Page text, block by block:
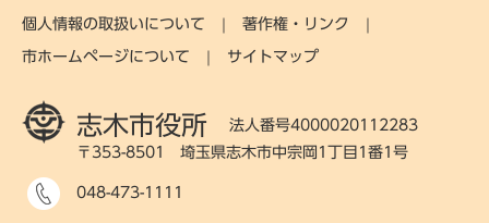
個人情報の取扱いについて 著作権・リンク
市ホームページについて サイトマップ
志木市役所
法人番号4000020112283
〒353-8501 埼玉県志木市中宗岡1丁目1番1号
048-473-1111